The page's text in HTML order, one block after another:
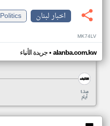
اخبار لبنان
Politics
MK74LV
جريدة الأنباء• alanba.com.kw
منذ ٤
أيام